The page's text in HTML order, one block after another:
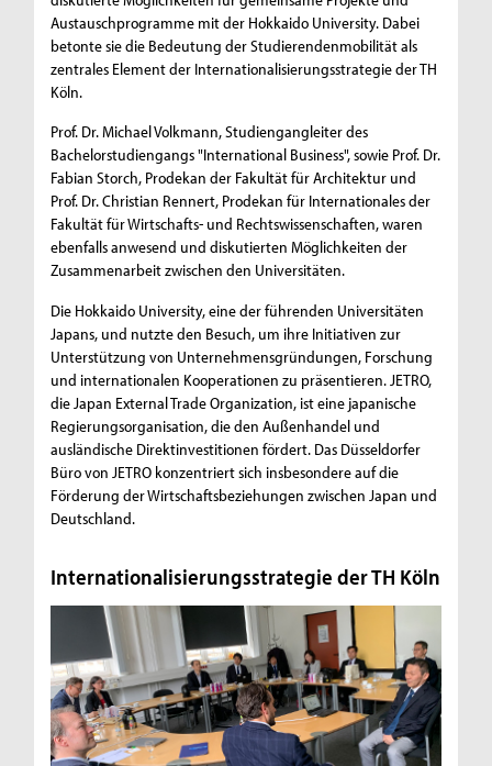
Austauschprogramme mit der Hokkaido University. Dabei
betonte sie die Bedeutung der Studierendenmobilität als
zentrales Element der Internationalisierungsstrategie der TH
Köln.
Prof. Dr. Michael Volkmann, Studiengangleiter des
Bachelorstudiengangs "International Business", sowie Prof. Dr.
Fabian Storch, Prodekan der Fakultät für Architektur und
Prof. Dr. Christian Rennert, Prodekan für Internationales der
Fakultät für Wirtschafts- und Rechtswissenschaften, waren
ebenfalls anwesend und diskutierten Möglichkeiten der
Zusammenarbeit zwischen den Universitäten.
Die Hokkaido University, eine der führenden Universitäten
Japans, und nutzte den Besuch, um ihre Initiativen zur
Unterstützung von Unternehmensgründungen, Forschung
und internationalen Kooperationen zu präsentieren. JETRO,
die Japan External Trade Organization, ist eine japanische
Regierungsorganisation, die den Außenhandel und
ausländische Direktinvestitionen fördert. Das Düsseldorfer
Büro von JETRO konzentriert sich insbesondere auf die
Förderung der Wirtschaftsbeziehungen zwischen Japan und
Deutschland.
Internationalisierungsstrategie der TH Köln